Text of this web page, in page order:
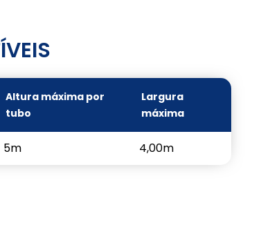
Altura máxima por
tubo
Largura
máxima
5m 4,00m